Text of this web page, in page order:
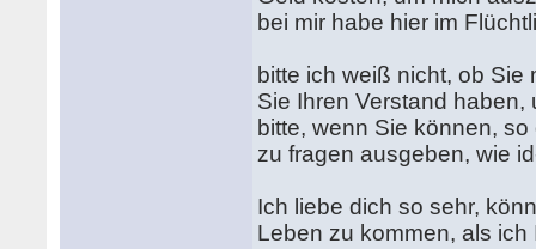
bei mir habe hier im
bitte ich weiß nicht, ob
Sie Ihren Verstand
bitte, wenn Sie können,
zu fragen ausgeben, wie
Ich liebe dich so sehr,
Leben zu kommen, als